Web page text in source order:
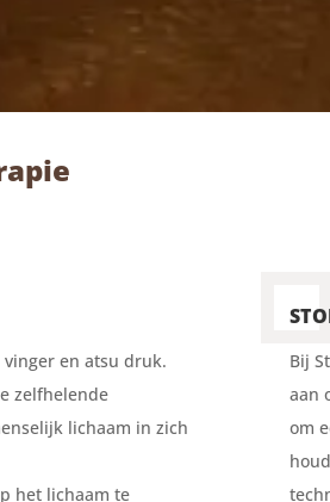
en atsu druk.
zelfhelende
lichaam in zich
het lichaam te
Bij
aan
om